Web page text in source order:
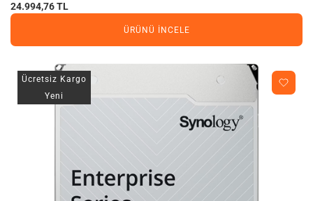
24.994,76 TL
ÜRÜNÜ İNCELE
Ücretsiz Kargo
Yeni